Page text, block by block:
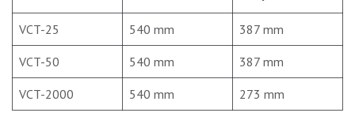
VCT-25 540 mm 387 mm
VCT-50 540 mm 387 mm
VCT-2000 540 mm 273 mm